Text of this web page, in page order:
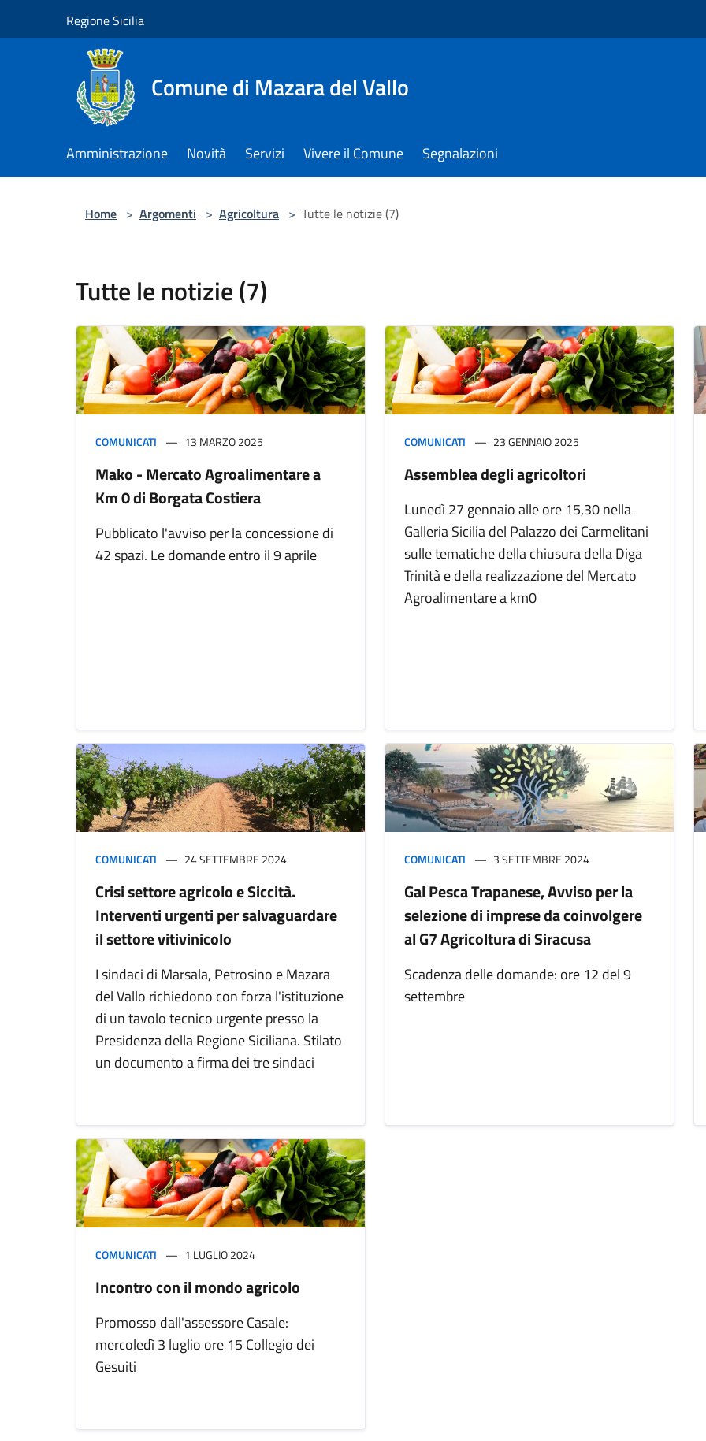
Regione Sicilia
Comune di Mazara del Vallo
Amministrazione Novità Servizi Vivere il Comune Segnalazioni
Home > Argomenti > Agricoltura > Tutte le notizie (7)
Tutte le notizie (7)
COMUNICATI 13 MARZO 2025
Mako - Mercato Agroalimentare a
Km 0 di Borgata Costiera
Pubblicato l'avviso per la concessione di
42 spazi. Le domande entro il 9 aprile
COMUNICATI 23 GENNAIO 2025
Assemblea degli agricoltori
Lunedì 27 gennaio alle ore 15,30 nella
Galleria Sicilia del Palazzo dei Carmelitani
sulle tematiche della chiusura della Diga
Trinità e della realizzazione del Mercato
Agroalimentare a km0
COMUNICATI 24 SETTEMBRE 2024
Crisi settore agricolo e Siccità.
Interventi urgenti per salvaguardare
il settore vitivinicolo
I sindaci di Marsala, Petrosino e Mazara
del Vallo richiedono con forza l'istituzione
di un tavolo tecnico urgente presso la
Presidenza della Regione Siciliana. Stilato
un documento a firma dei tre sindaci
COMUNICATI 3 SETTEMBRE 2024
Gal Pesca Trapanese, Avviso per la
selezione di imprese da coinvolgere
al G7 Agricoltura di Siracusa
Scadenza delle domande: ore 12 del 9
settembre
COMUNICATI 1 LUGLIO 2024
Incontro con il mondo agricolo
Promosso dall'assessore Casale:
mercoledì 3 luglio ore 15 Collegio dei
Gesuiti